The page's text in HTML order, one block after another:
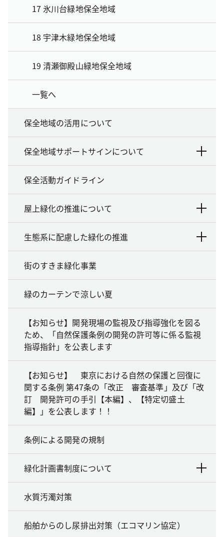
17 氷川台緑地保全地域
18 宇津木緑地保全地域
19 清瀬御殿山緑地保全地域
一覧へ
保全地域の活用について
保全地域サポートサインについて
保全活動ガイドライン
屋上緑化の推進について
生態系に配慮した緑化の推進
街のすきま緑化事業
緑のカーテンで涼しい夏
【お知らせ】開発現場の監視及び指導強化を図る
ため、「自然保護条例の開発の許可等に係る監視
指導指針」を公表します
【お知らせ】 東京における自然の保護と回復に
関する条例 第47条の「改正 審査基準」及び「改
訂 開発許可の手引【本編】、【特定切盛土
編】」を公表します！！
条例による開発の規制
緑化計画書制度について
水質汚濁対策
船舶からのし尿排出対策（エコマリン協定）